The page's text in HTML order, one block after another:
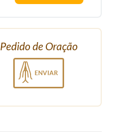
Pedido de Oração
ENVIAR